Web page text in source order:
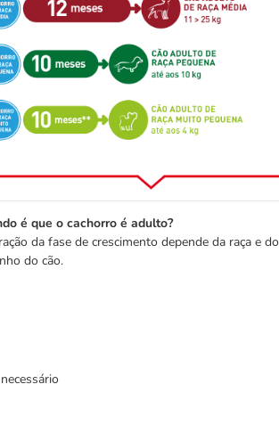
é que o cachorro é adulto?
da fase de crescimento depende da raça e do
do cão.